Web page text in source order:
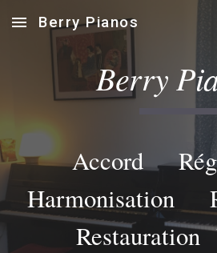
Skip to main content
Berry Pianos
Berry
Accord
Harmonisation
Restauration